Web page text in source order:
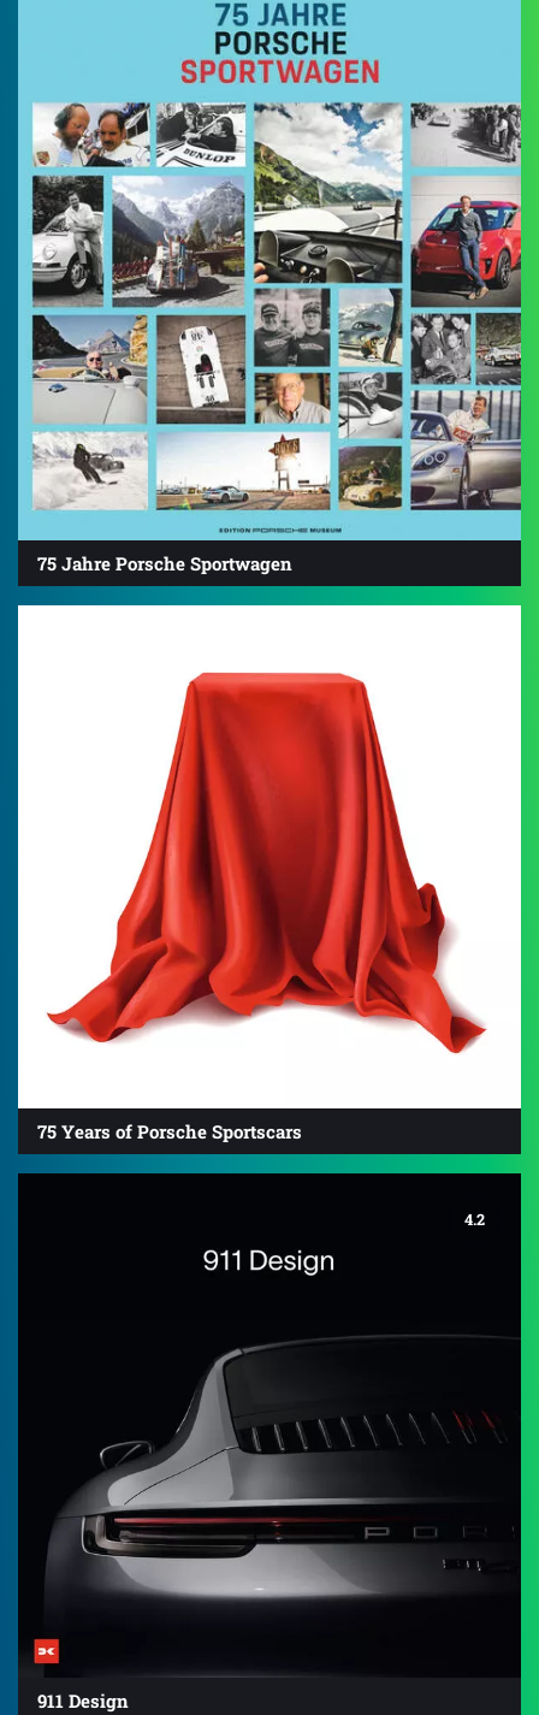
75 Jahre Porsche Sportwagen
75 Years of Porsche Sportscars
4.2
911 Design